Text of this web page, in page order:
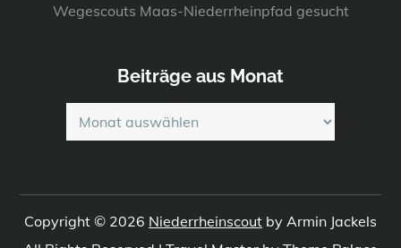
Wegescouts Maas-Niederrheinpfad gesucht
Beiträge aus Monat
Beiträge
aus
Copyright © 2026 Niederrheinscout by Armin Jackels